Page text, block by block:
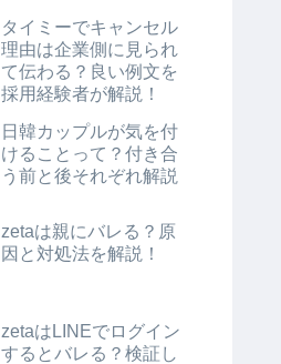
タイミーでキャンセル
理由は企業側に見られ
て伝わる？良い例文を
採用経験者が解説！
日韓カップルが気を付
けることって？付き合
う前と後それぞれ解説
zetaは親にバレる？原
因と対処法を解説！
zetaはLINEでログイン
するとバレる？検証し